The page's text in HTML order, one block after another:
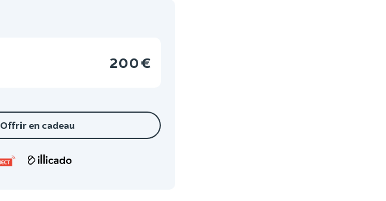
200 €
Offrir en cadeau